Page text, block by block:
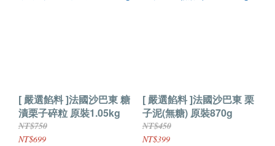
[ 嚴選餡料 ]法國沙巴東 糖
漬栗子碎粒 原裝1.05kg
NT$750
NT$699
[ 嚴選餡料 ]法國沙巴東 栗
子泥(無糖) 原裝870g
NT$450
NT$399